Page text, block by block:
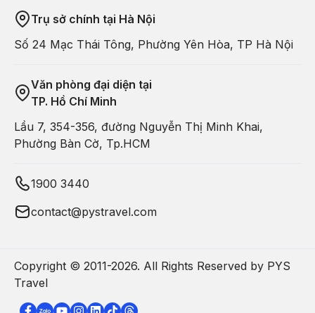
Trụ sở chính tại Hà Nội
Số 24 Mạc Thái Tông, Phường Yên Hòa, TP Hà Nội
Văn phòng đại diện tại
TP. Hồ Chí Minh
Lầu 7, 354-356, đường Nguyễn Thị Minh Khai,
Phường Bàn Cờ, Tp.HCM
1900 3440
contact@pystravel.com
Copyright © 2011-2026. All Rights Reserved by PYS
Travel